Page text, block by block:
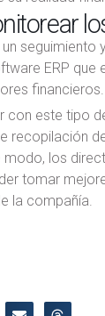
seguimiento
ERP
financieros.
con este tipo
recopilación
los
tomar
la compañía.